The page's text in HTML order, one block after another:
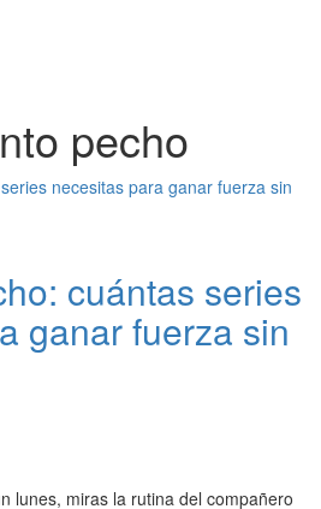
pecho
cuántas series
ganar fuerza sin
lunes, miras la rutina del compañero